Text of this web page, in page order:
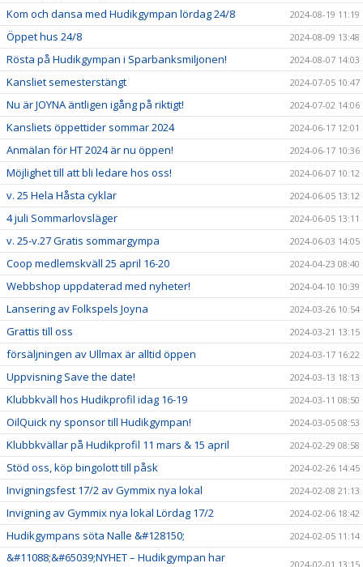
Kom och dansa med Hudikgympan lördag 24/8 2024-08-19 11:19
Öppet hus 24/8 2024-08-09 13:48
Rösta på Hudikgympan i Sparbanksmiljonen! 2024-08-07 14:03
Kansliet semesterstängt 2024-07-05 10:47
Nu är JOYNA äntligen igång på riktigt! 2024-07-02 14:06
Kansliets öppettider sommar 2024 2024-06-17 12:01
Anmälan för HT 2024 är nu öppen! 2024-06-17 10:36
Möjlighet till att bli ledare hos oss! 2024-06-07 10:12
v. 25 Hela Håsta cyklar 2024-06-05 13:12
4 juli Sommarlovsläger 2024-06-05 13:11
v. 25-v.27 Gratis sommargympa 2024-06-03 14:05
Coop medlemskväll 25 april 16-20 2024-04-23 08:40
Webbshop uppdaterad med nyheter! 2024-04-10 10:39
Lansering av Folkspels Joyna 2024-03-26 10:54
Grattis till oss 2024-03-21 13:15
försäljningen av Ullmax är alltid öppen 2024-03-17 16:22
Uppvisning Save the date! 2024-03-13 18:13
Klubbkväll hos Hudikprofil idag 16-19 2024-03-11 08:50
OilQuick ny sponsor till Hudikgympan! 2024-03-05 08:53
Klubbkvällar på Hudikprofil 11 mars & 15 april 2024-02-29 08:58
Stöd oss, köp bingolott till påsk 2024-02-26 14:45
Invigningsfest 17/2 av Gymmix nya lokal 2024-02-08 21:13
Invigning av Gymmix nya lokal Lördag 17/2 2024-02-06 18:42
Hudikgympans söta Nalle &#128150; 2024-02-05 11:14
&#11088;&#65039;NYHET – Hudikgympan har
2024-02-01 13:15